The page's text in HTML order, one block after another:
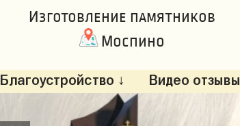
Изготовление памятников
Моспино
Благоустройство ↓ Видео отзывы